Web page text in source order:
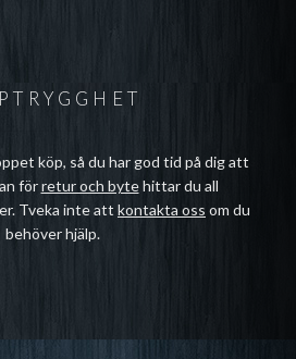
köp, så du har god tid på dig att
förretur och bytehittar du all
Tveka inte att kontakta oss om du
behöver hjälp.